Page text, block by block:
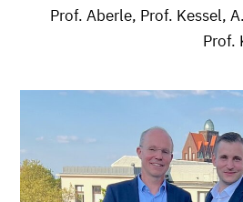
Prof. Aberle, Prof. Kessel,
Prof.